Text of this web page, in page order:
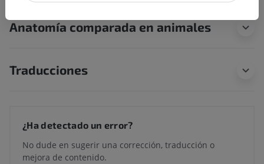
Anatomía comparada en animales
Traducciones
¿Ha detectado un error?
No dude en sugerir una corrección, traducción o
mejora de contenido.